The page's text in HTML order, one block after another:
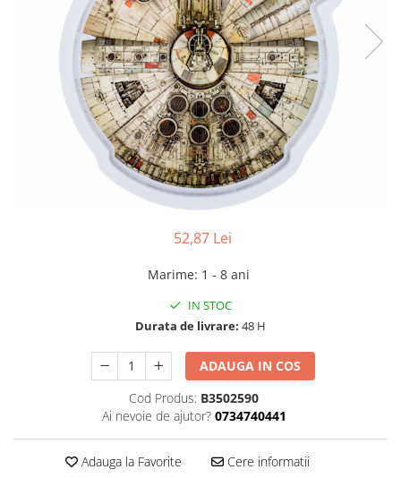
52,87 Lei
Marime: 1 - 8 ani
IN STOC
Durata de livrare: 48 H
ADAUGA IN COS
Cod Produs: B3502590
Ai nevoie de ajutor? 0734740441
Adauga la Favorite Cere informatii